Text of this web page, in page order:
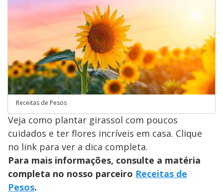
Receitas de Pesos
Veja como plantar girassol com poucos
cuidados e ter flores incríveis em casa. Clique
no link para ver a dica completa.
Para mais informações, consulte a matéria
completa no nosso parceiro Receitas de
Pesos.